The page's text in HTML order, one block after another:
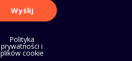
Polityka
prywatności i
plików cookie